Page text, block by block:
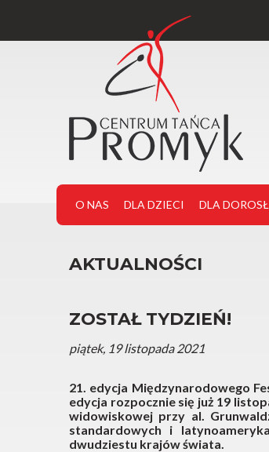
O NAS DLA DZIECI DLA
AKTUALNOŚCI
ZOSTAŁ TYDZIEŃ!
piątek, 19 listopada 2021
21. edycja Międzynarodowego
edycja rozpocznie się już 19
widowiskowej przy al.
standardowych i
dwudziestu krajów świata.